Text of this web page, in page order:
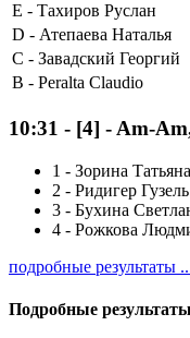
E - Тахиров Руслан
D - Атепаева Наталья
C - Завадский Георгий
B - Peralta Claudio
10:31 - [4] - Am-
1 - Зорина
2 - Ридигер
3 - Бухина
4 - Рожкова
подробные результаты
Подробные результаты